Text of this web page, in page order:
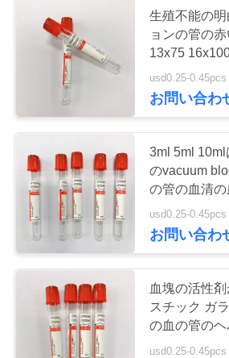
さ
を
ゲルおよび
活性剤の管
プロ凝固の管
生殖不能の
ョンの管の
13x75
usd0.25-
お問い合わ
3ml 5ml
のvacuum
の管の血清
を嘆きます
usd0.25-
お問い合わ
血塊の活性
スチック ガ
の血の管の
クションの
usd0.25-